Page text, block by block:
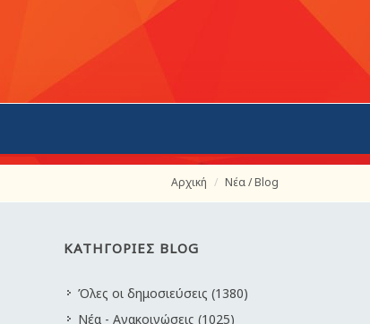
Αρχική Νέα / Blog
ΚΑΤΗΓΟΡΙΕΣ BLOG
Όλες οι δημοσιεύσεις (1380)
Νέα - Ανακοινώσεις (1025)